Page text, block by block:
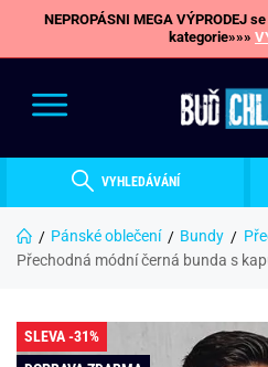
NEPROPÁSNI MEGA VÝPRODEJ
kategorie»»»
VYHLEDÁVÁNÍ
Pánské oblečení Bundy
Přechodná módní černá bunda s
SLEVA -31%